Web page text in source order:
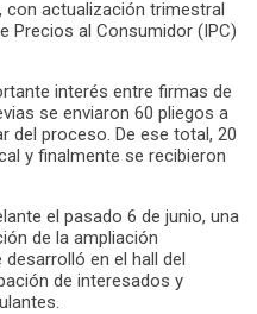
con actualización trimestral
Precios al Consumidor (IPC)
interés entre firmas de
se enviaron 60 pliegos a
del proceso. De ese total, 20
y finalmente se recibieron
el pasado 6 de junio, una
de la ampliación
en el hall del
de interesados y